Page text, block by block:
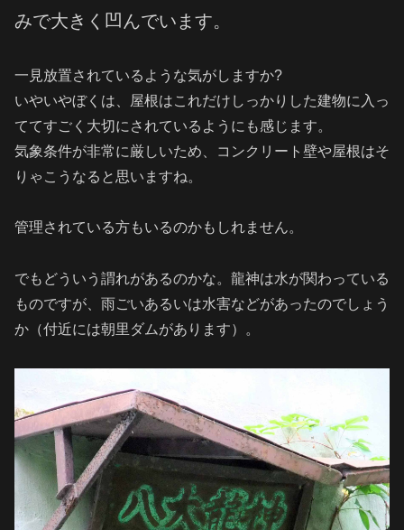
みで大きく凹んでいます。
一見放置されているような気がしますか?
いやいやぼくは、屋根はこれだけしっかりした建物に入っ
ててすごく大切にされているようにも感じます。
気象条件が非常に厳しいため、コンクリート壁や屋根はそ
りゃこうなると思いますね。
管理されている方もいるのかもしれません。
でもどういう謂れがあるのかな。龍神は水が関わっている
ものですが、雨ごいあるいは水害などがあったのでしょう
か（付近には朝里ダムがあります）。